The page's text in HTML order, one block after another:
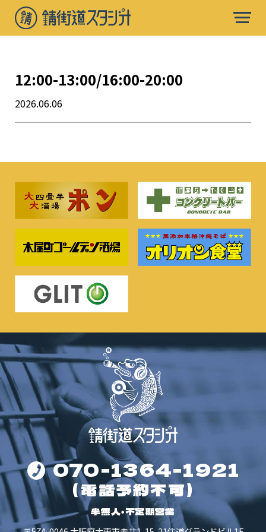
12:00-13:00/16:00-20:00
2026.06.06
070-1364-1921
（電話予約不可）
半無人・不定期営業